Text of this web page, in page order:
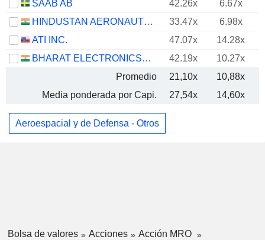
SAAB AB
42.26x
6.67x
HINDUSTAN AERONAUTICS LIMITED
33.47x
6.98x
ATI INC.
47.07x
14.28x
BHARAT ELECTRONICS LIMITED
42.19x
10.27x
Promedio
21,10x
10,88x
Media ponderada por Capi.
27,54x 14,60x
Aeroespacial y de Defensa - Otros
Bolsa de valores Acciones
Acción MRO